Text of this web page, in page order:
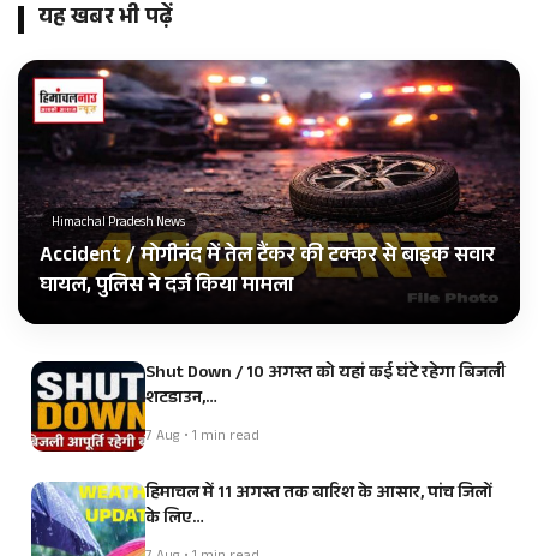
यह खबर भी पढ़ें
Himachal Pradesh News
Accident / मोगीनंद में तेल टैंकर की टक्कर से बाइक सवार
घायल, पुलिस ने दर्ज किया मामला
Shut Down / 10 अगस्त को यहां कई घंटे रहेगा बिजली
शटडाउन,…
7 Aug • 1 min read
हिमाचल में 11 अगस्त तक बारिश के आसार, पांच जिलों
के लिए…